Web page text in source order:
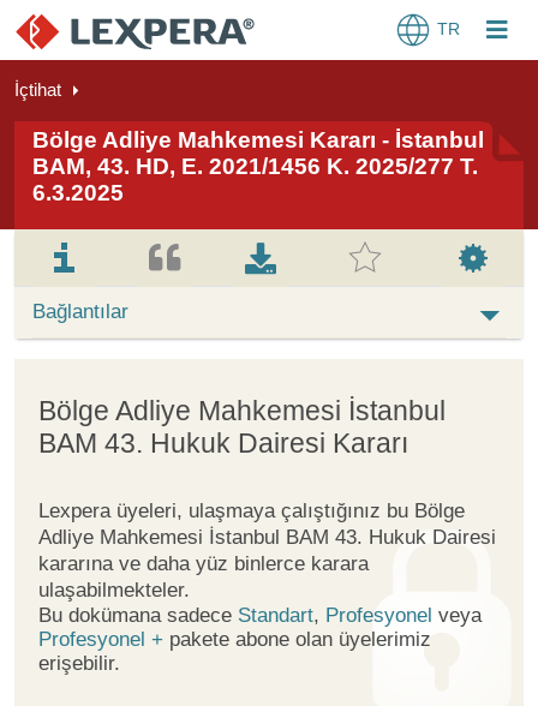
TR
İçtihat
Bölge Adliye Mahkemesi Kararı - İstanbul
BAM, 43. HD, E. 2021/1456 K. 2025/277 T.
6.3.2025
Bağlantılar
Bölge Adliye Mahkemesi İstanbul
BAM 43. Hukuk Dairesi Kararı
Lexpera üyeleri, ulaşmaya çalıştığınız bu Bölge
Adliye Mahkemesi İstanbul BAM 43. Hukuk Dairesi
kararına ve daha yüz binlerce karara
ulaşabilmekteler.
Bu dokümana sadece Standart, Profesyonel veya
Profesyonel + pakete abone olan üyelerimiz
erişebilir.